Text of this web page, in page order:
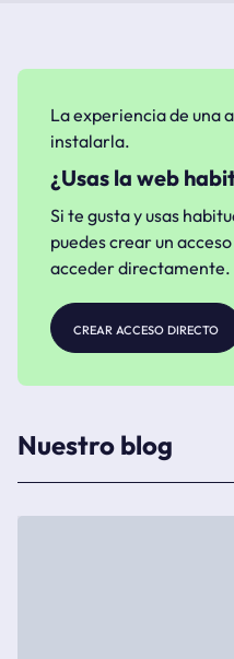
La experiencia de una
instalarla.
¿Usas la web
Si te gusta y usas
puedes crear un
acceder directamente.
crear acceso directo
Nuestro blog